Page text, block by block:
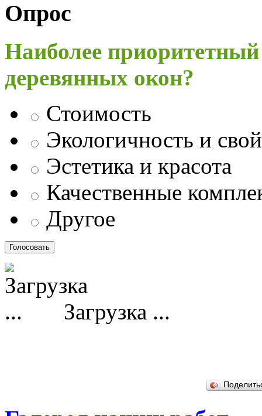
Опрос
Наиболее
деревянных окон?
Стоимость
Экологичность и
Эстетика и красота
Качественные
Другое
Загрузка ...